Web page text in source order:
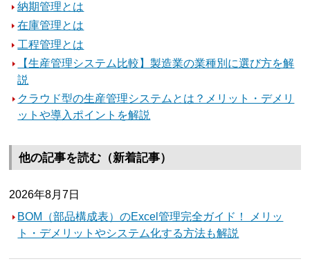
納期管理とは
在庫管理とは
工程管理とは
【生産管理システム比較】製造業の業種別に選び方を解
説
クラウド型の生産管理システムとは？メリット・デメリ
ットや導入ポイントを解説
他の記事を読む（新着記事）
2026年8月7日
BOM（部品構成表）のExcel管理完全ガイド！ メリッ
ト・デメリットやシステム化する方法も解説